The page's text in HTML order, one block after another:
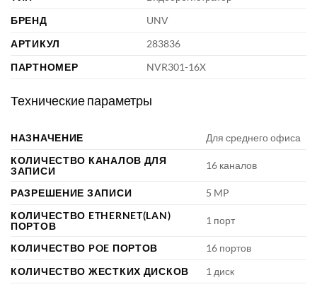
БРЕНД
UNV
АРТИКУЛ
283836
ПАРТНОМЕР
NVR301-16X
Технические параметры
НАЗНАЧЕНИЕ
Для среднего офиса
КОЛИЧЕСТВО КАНАЛОВ ДЛЯ
ЗАПИСИ
16 каналов
РАЗРЕШЕНИЕ ЗАПИСИ
5 MP
КОЛИЧЕСТВО ETHERNET(LAN)
ПОРТОВ
1 порт
КОЛИЧЕСТВО POE ПОРТОВ
16 портов
КОЛИЧЕСТВО ЖЕСТКИХ ДИСКОВ
1 диск